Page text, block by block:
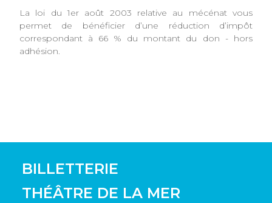
La loi du 1er août 2003 relative au mécénat vous
permet de bénéficier d’une réduction d’impôt
correspondant à 66 % du montant du don - hors
adhésion.
BILLETTERIE
THÉÂTRE DE LA MER